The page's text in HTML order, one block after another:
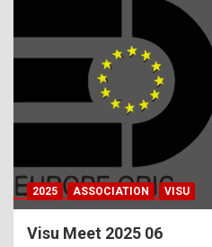
h
a
2025 ASSOCIATION VISU
Visu Meet 2025 06